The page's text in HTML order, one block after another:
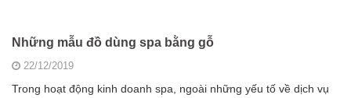
Những mẫu đồ dùng spa bằng gỗ
22/12/2019
Trong hoạt động kinh doanh spa, ngoài những yếu tố về dịch vụ